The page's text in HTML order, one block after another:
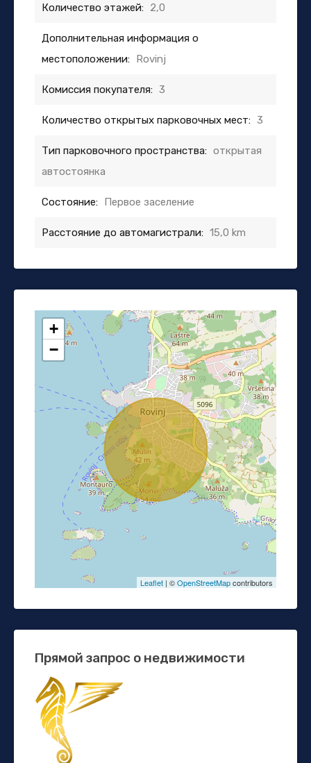
Количество этажей: 2,0
Дополнительная информация о
местоположении: Rovinj
Комиссия покупателя: 3
Количество открытых парковочных мест: 3
Тип парковочного пространства: открытая
автостоянка
Состояние: Первое заселение
Расстояние до автомагистрали: 15,0 km
+
−
Leaflet | ©OpenStreetMapcontributors
Прямой запрос о недвижимости